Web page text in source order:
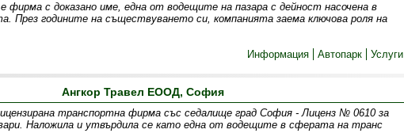
с доказано име, една от водещите на пазара с дейност насочена в
През годините на съществуването си, компанията заема ключова роля на
Информация
Автопарк Услуги
Ангкор Травел ЕООД, София
транспортна фирма със седалище град София - Лиценз № 0610 за
Наложила и утвърдила се като една от водещите в сферата на транс